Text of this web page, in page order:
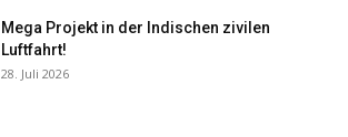
Mega Projekt in der Indischen zivilen
Luftfahrt!
28. Juli 2026